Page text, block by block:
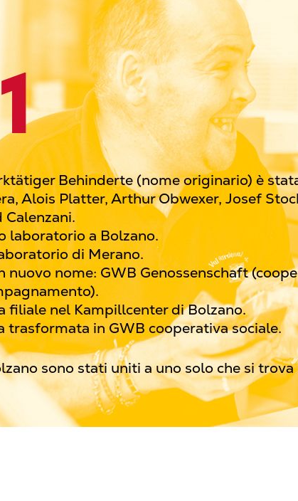
Behinderte (nome originario) è
Alois Platter, Arthur Obwexer, Josef
Calenzani.
laboratorio a Bolzano.
di Merano.
nuovo nome: GWB Genossenschaft
filiale nel Kampillcenter di Bolzano.
trasformata in GWB cooperativa sociale.
sono stati uniti a uno solo che si trova